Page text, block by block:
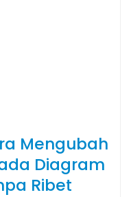
Mengubah
Diagram
Ribet